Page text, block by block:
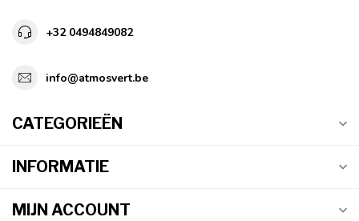
+32 0494849082
info@atmosvert.be
CATEGORIEËN
INFORMATIE
MIJN ACCOUNT